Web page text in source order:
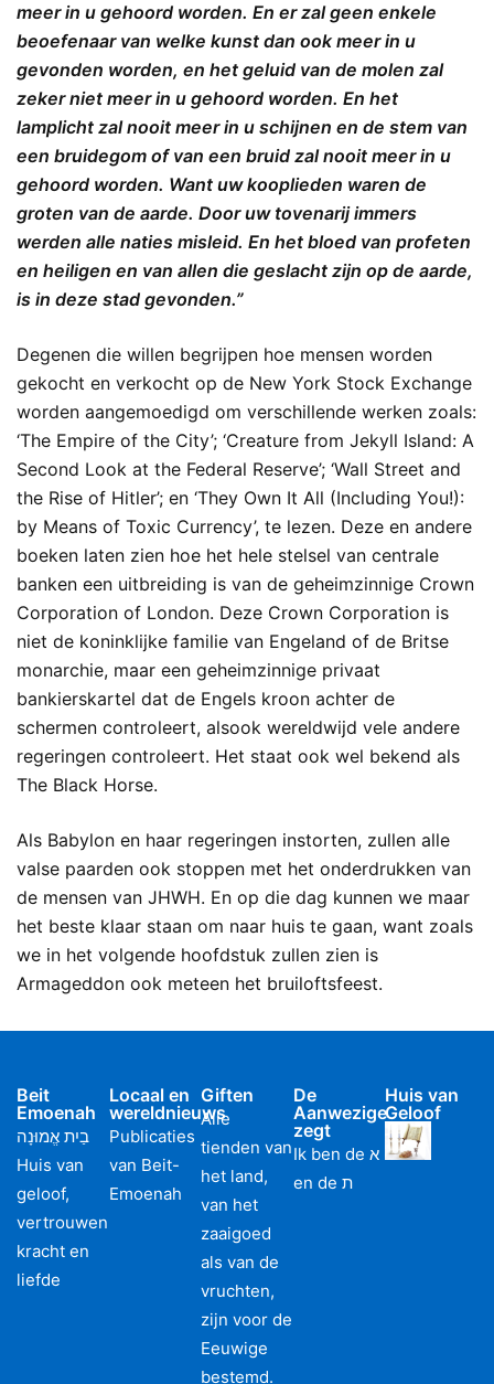
meer in u gehoord worden. En er zal geen enkele
beoefenaar van welke kunst dan ook meer in u
gevonden worden, en het geluid van de molen zal
zeker niet meer in u gehoord worden. En het
lamplicht zal nooit meer in u schijnen en de stem van
een bruidegom of van een bruid zal nooit meer in u
gehoord worden. Want uw kooplieden waren de
groten van de aarde. Door uw tovenarij immers
werden alle naties misleid. En het bloed van profeten
en heiligen en van allen die geslacht zijn op de aarde,
is in deze stad gevonden.”
Degenen die willen begrijpen hoe mensen worden
gekocht en verkocht op de New York Stock Exchange
worden aangemoedigd om verschillende werken zoals:
‘The Empire of the City’; ‘Creature from Jekyll Island: A
Second Look at the Federal Reserve’; ‘Wall Street and
the Rise of Hitler’; en ‘They Own It All (Including You!):
by Means of Toxic Currency’, te lezen. Deze en andere
boeken laten zien hoe het hele stelsel van centrale
banken een uitbreiding is van de geheimzinnige Crown
Corporation of London. Deze Crown Corporation is
niet de koninklijke familie van Engeland of de Britse
monarchie, maar een geheimzinnige privaat
bankierskartel dat de Engels kroon achter de
schermen controleert, alsook wereldwijd vele andere
regeringen controleert. Het staat ook wel bekend als
The Black Horse.
Als Babylon en haar regeringen instorten, zullen alle
valse paarden ook stoppen met het onderdrukken van
de mensen van JHWH. En op die dag kunnen we maar
het beste klaar staan om naar huis te gaan, want zoals
we in het volgende hoofdstuk zullen zien is
Armageddon ook meteen het bruiloftsfeest.
Beit
Emoenah
בַיִת אֱמוּנָה
Huis van
geloof,
vertrouwen
kracht en
liefde
Locaal en
wereldnieuws
Publicaties
van Beit-
Emoenah
Giften
Alle
tienden van
het land,
van het
zaaigoed
als van de
vruchten,
zijn voor de
Eeuwige
bestemd.
De
Aanwezige
zegt
Ik ben de א
en de ת
Huis van
Geloof